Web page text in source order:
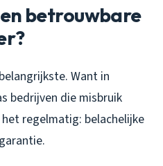
betrouwbare
Want in
bedrijven die misbruik
regelmatig: belachelijke